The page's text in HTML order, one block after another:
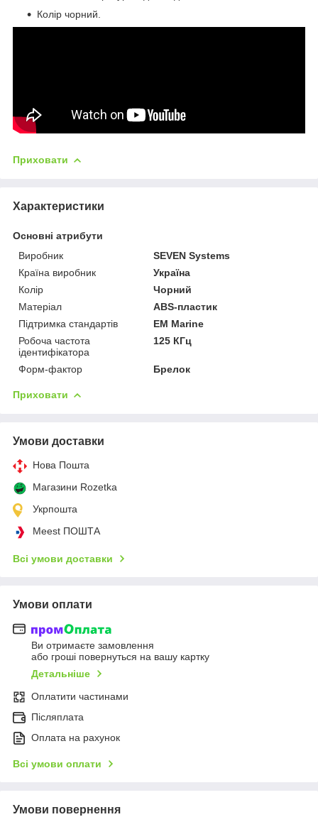
Колір чорний.
Приховати
Характеристики
Основні атрибути
Виробник
SEVEN Systems
Країна виробник
Україна
Колір
Чорний
Матеріал
ABS-пластик
Підтримка стандартів
EM Marine
Робоча частота
ідентифікатора
125 КГц
Форм-фактор Брелок
Приховати
Умови доставки
Нова Пошта
Магазини Rozetka
Укрпошта
Meest ПОШТА
Всі умови доставки
Умови оплати
Ви отримаєте замовлення
або гроші повернуться на вашу картку
Детальніше
Оплатити частинами
Післяплата
Оплата на рахунок
Всі умови оплати
Умови повернення